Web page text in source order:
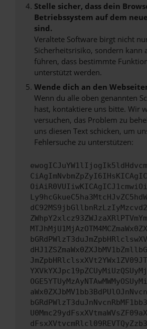
Stelle sicher, dass dein
Betriebssystem auf dem
sind.
Veraltete Software birgt nicht
Sicherheitsrisiko, sondern kann
führen, dass bestimmte
unterstützt werden.
Wende dich an den
Wenn du alle oben genannten
hast, kontaktiere uns bitte. Wir
versuchen, das Problem zu
uns diesen Text schicken, um
Fehlersuche zu unterstützen: